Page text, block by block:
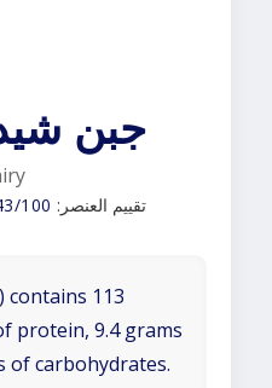
جبن
تقييم العنصر: 100
contains 113
protein, 9.4 grams
of carbohydrates.